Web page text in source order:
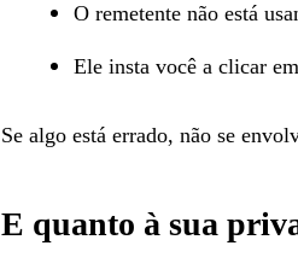
O remetente não está
Ele insta você a clicar
Se algo está errado, não se
E quanto à sua